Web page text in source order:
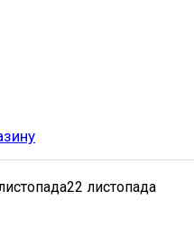
22 листопада